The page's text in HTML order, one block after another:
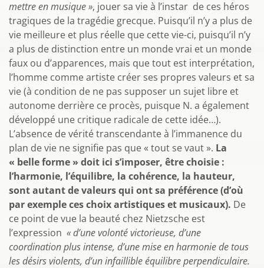
mettre en musique », jouer sa vie à l’instar de ces héros
tragiques de la tragédie grecque. Puisqu’il n’y a plus de
vie meilleure et plus réelle que cette vie-ci, puisqu’il n’y
a plus de distinction entre un monde vrai et un monde
faux ou d’apparences, mais que tout est interprétation,
l’homme comme artiste créer ses propres valeurs et sa
vie (à condition de ne pas supposer un sujet libre et
autonome derrière ce procès, puisque N. a également
développé une critique radicale de cette idée…).
L’absence de vérité transcendante à l’immanence du
plan de vie ne signifie pas que « tout se vaut ». La
« belle forme » doit ici s’imposer, être choisie :
l’harmonie, l’équilibre, la cohérence, la hauteur,
sont autant de valeurs qui ont sa préférence (d’où
par exemple ces choix artistiques et musicaux). De
ce point de vue la beauté chez Nietzsche est
l’expression « d’une volonté victorieuse, d’une
coordination plus intense, d’une mise en harmonie de tous
les désirs violents, d’un infaillible équilibre perpendiculaire.